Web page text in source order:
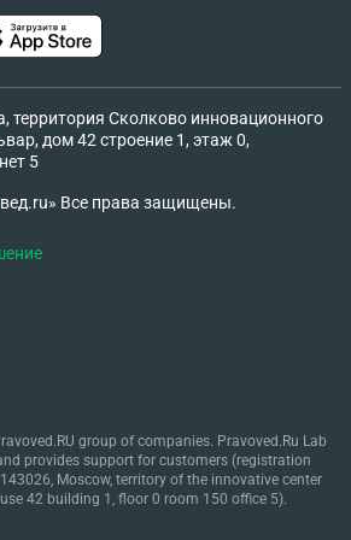
территория Сколково инновационного
дом 42 строение 1, этаж 0,
5
Все права защищены.
group of companies. Pravoved.Ru Lab
provides support for customers (registration
Moscow, territory of the innovative center
42 building 1, floor 0 room 150 office 5).